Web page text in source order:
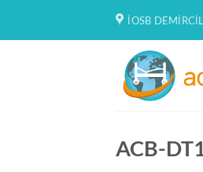
İOSB
ACB-